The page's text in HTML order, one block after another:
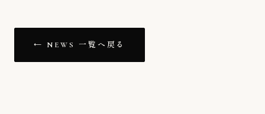
← NEWS 一覧へ戻る